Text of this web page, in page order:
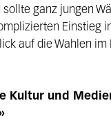
ganz jungen
Einstieg
auf die Wahlen im
Kultur und